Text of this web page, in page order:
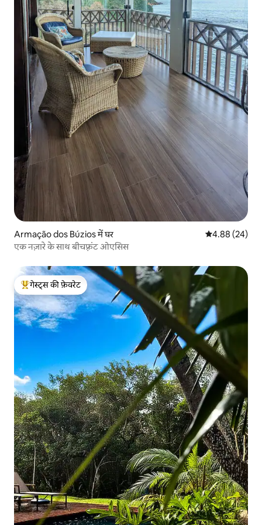
Armação dos Búzios में घर औसत रेटिंग 5 में
4.88 (24)
एक नज़ारे के साथ बीचफ़्रंट ओएसिस
गेस्ट्स का टॉप फ़ेवरेट
गेस्ट्स की फ़ेवरेट